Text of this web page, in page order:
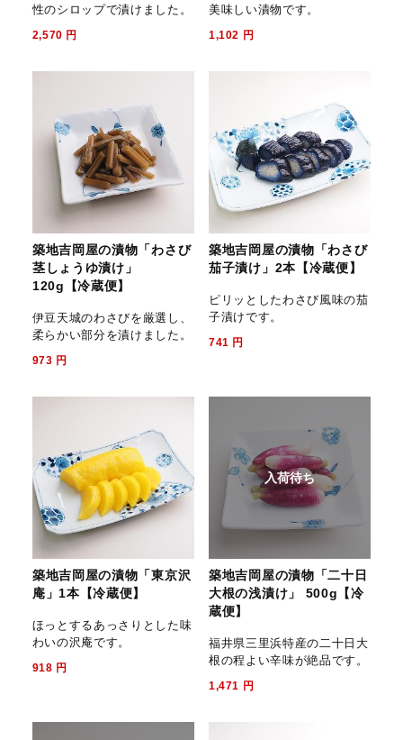
性のシロップで漬けました。
2,570 円
美味しい漬物です。
1,102 円
築地吉岡屋の漬物「わさび
茎しょうゆ漬け」
120g【冷蔵便】
伊豆天城のわさびを厳選し、
柔らかい部分を漬けました。
973 円
築地吉岡屋の漬物「わさび
茄子漬け」2本【冷蔵便】
ピリッとしたわさび風味の茄
子漬けです。
741 円
築地吉岡屋の漬物「東京沢
庵」1本【冷蔵便】
ほっとするあっさりとした味
わいの沢庵です。
918 円
入荷待ち
築地吉岡屋の漬物「二十日
大根の浅漬け」 500g【冷
蔵便】
福井県三里浜特産の二十日大
根の程よい辛味が絶品です。
1,471 円